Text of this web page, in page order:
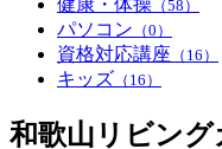
健康・体操 （58）
パソコン （0）
資格対応講座 （16）
キッズ （16）
和歌山リビン